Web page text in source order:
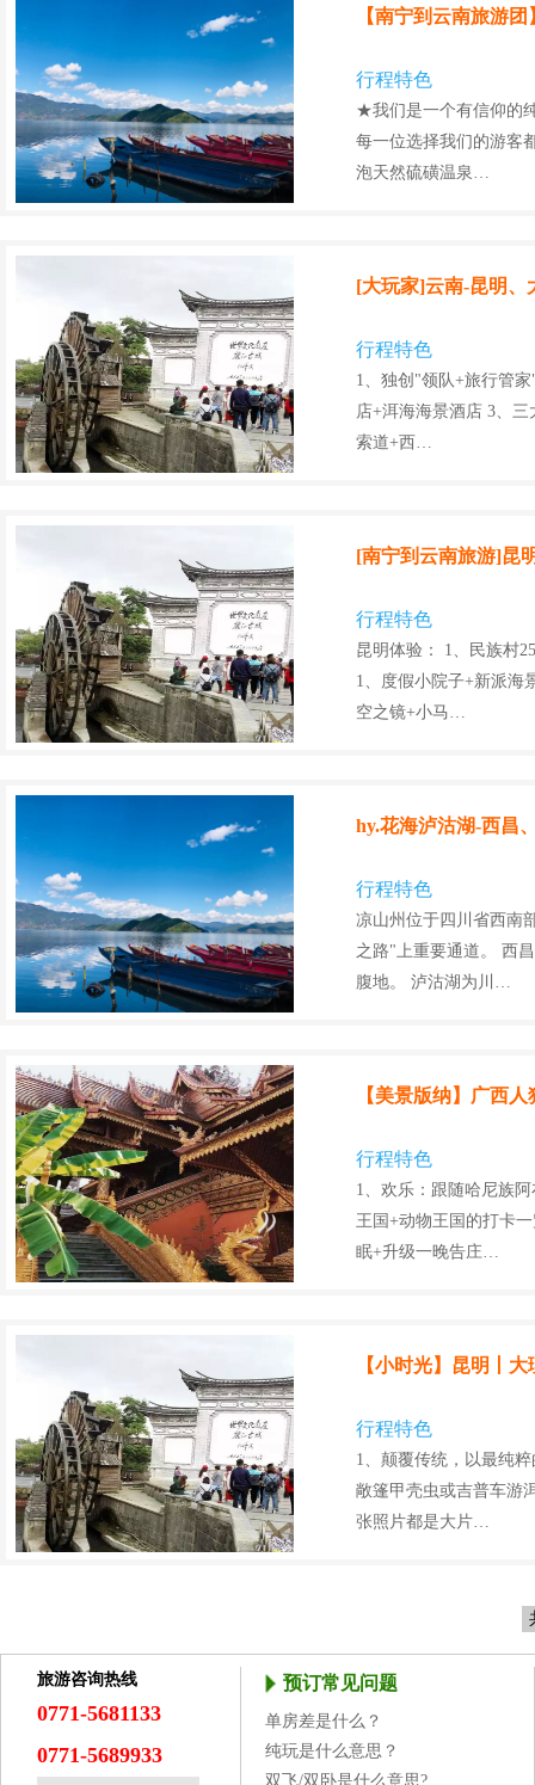
【南宁到云南旅游
行程特色
★我们是一个有信仰的
每一位选择我们的游客
泡天然硫磺温泉…
[大玩家]云南-昆明、
行程特色
1、独创"领队+旅行管
店+洱海海景酒店 3、
索道+西…
[南宁到云南旅游]昆
行程特色
昆明体验： 1、民族村
1、度假小院子+新派海
空之镜+小马…
hy.花海泸沽湖-西昌
行程特色
凉山州位于四川省西南
之路"上重要通道。 西
腹地。 泸沽湖为川…
【美景版纳】广西
行程特色
1、欢乐：跟随哈尼族
王国+动物王国的打卡
眠+升级一晚告庄…
【小时光】昆明丨
行程特色
1、颠覆传统，以最纯
敞篷甲壳虫或吉普车游
张照片都是大片…
旅游咨询热线
0771-5681133
0771-5689933
预订常见问题
单房差是什么？
纯玩是什么意思？
双飞/双卧是什么意思?